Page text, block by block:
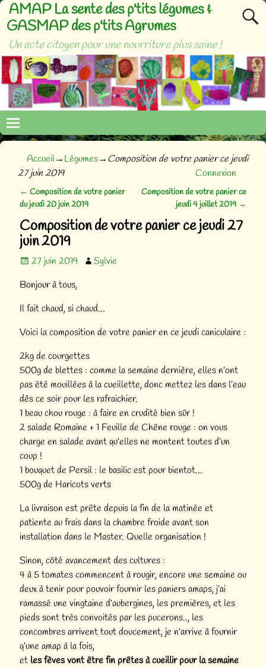
AMAP La sente des p'tits légumes &
GASMAP des p'tits Agrumes
Un acte citoyen pour une nourriture plus saine !
Accueil→Légumes→Composition de votre panier ce jeudi
27 juin 2019
Connexion
Navigation des articles
← Composition de votre panier
du jeudi 20 juin 2019
Composition de votre panier ce
jeudi 4 juillet 2019 →
Composition de votre panier ce jeudi 27
juin 2019
27 juin 2019
Sylvie
Bonjour à tous,
Il fait chaud, si chaud…
Voici la composition de votre panier en ce jeudi caniculaire :
2kg de courgettes
500g de blettes : comme la semaine dernière, elles n’ont
pas été mouillées à la cueillette, donc mettez les dans l’eau
dès ce soir pour les rafraichier.
1 beau chou rouge : à faire en crudité bien sûr !
2 salade Romaine + 1 Feuille de Chêne rouge : on vous
charge en salade avant qu’elles ne montent toutes d’un
coup !
1 bouquet de Persil : le basilic est pour bientot…
500g de Haricots verts
La livraison est prête depuis la fin de la matinée et
patiente au frais dans la chambre froide avant son
installation dans le Master. Quelle organisation !
Sinon, côté avancement des cultures :
4 à 5 tomates commencent à rougir, encore une semaine ou
deux à tenir pour pouvoir fournir les paniers amaps, j’ai
ramassé une vingtaine d’aubergines, les premières, et les
pieds sont très convoités par les pucerons.., les
concombres arrivent tout doucement, je n’arrive à fournir
q’une amap à la fois,
et les fèves vont être fin prêtes à cueillir pour la semaine